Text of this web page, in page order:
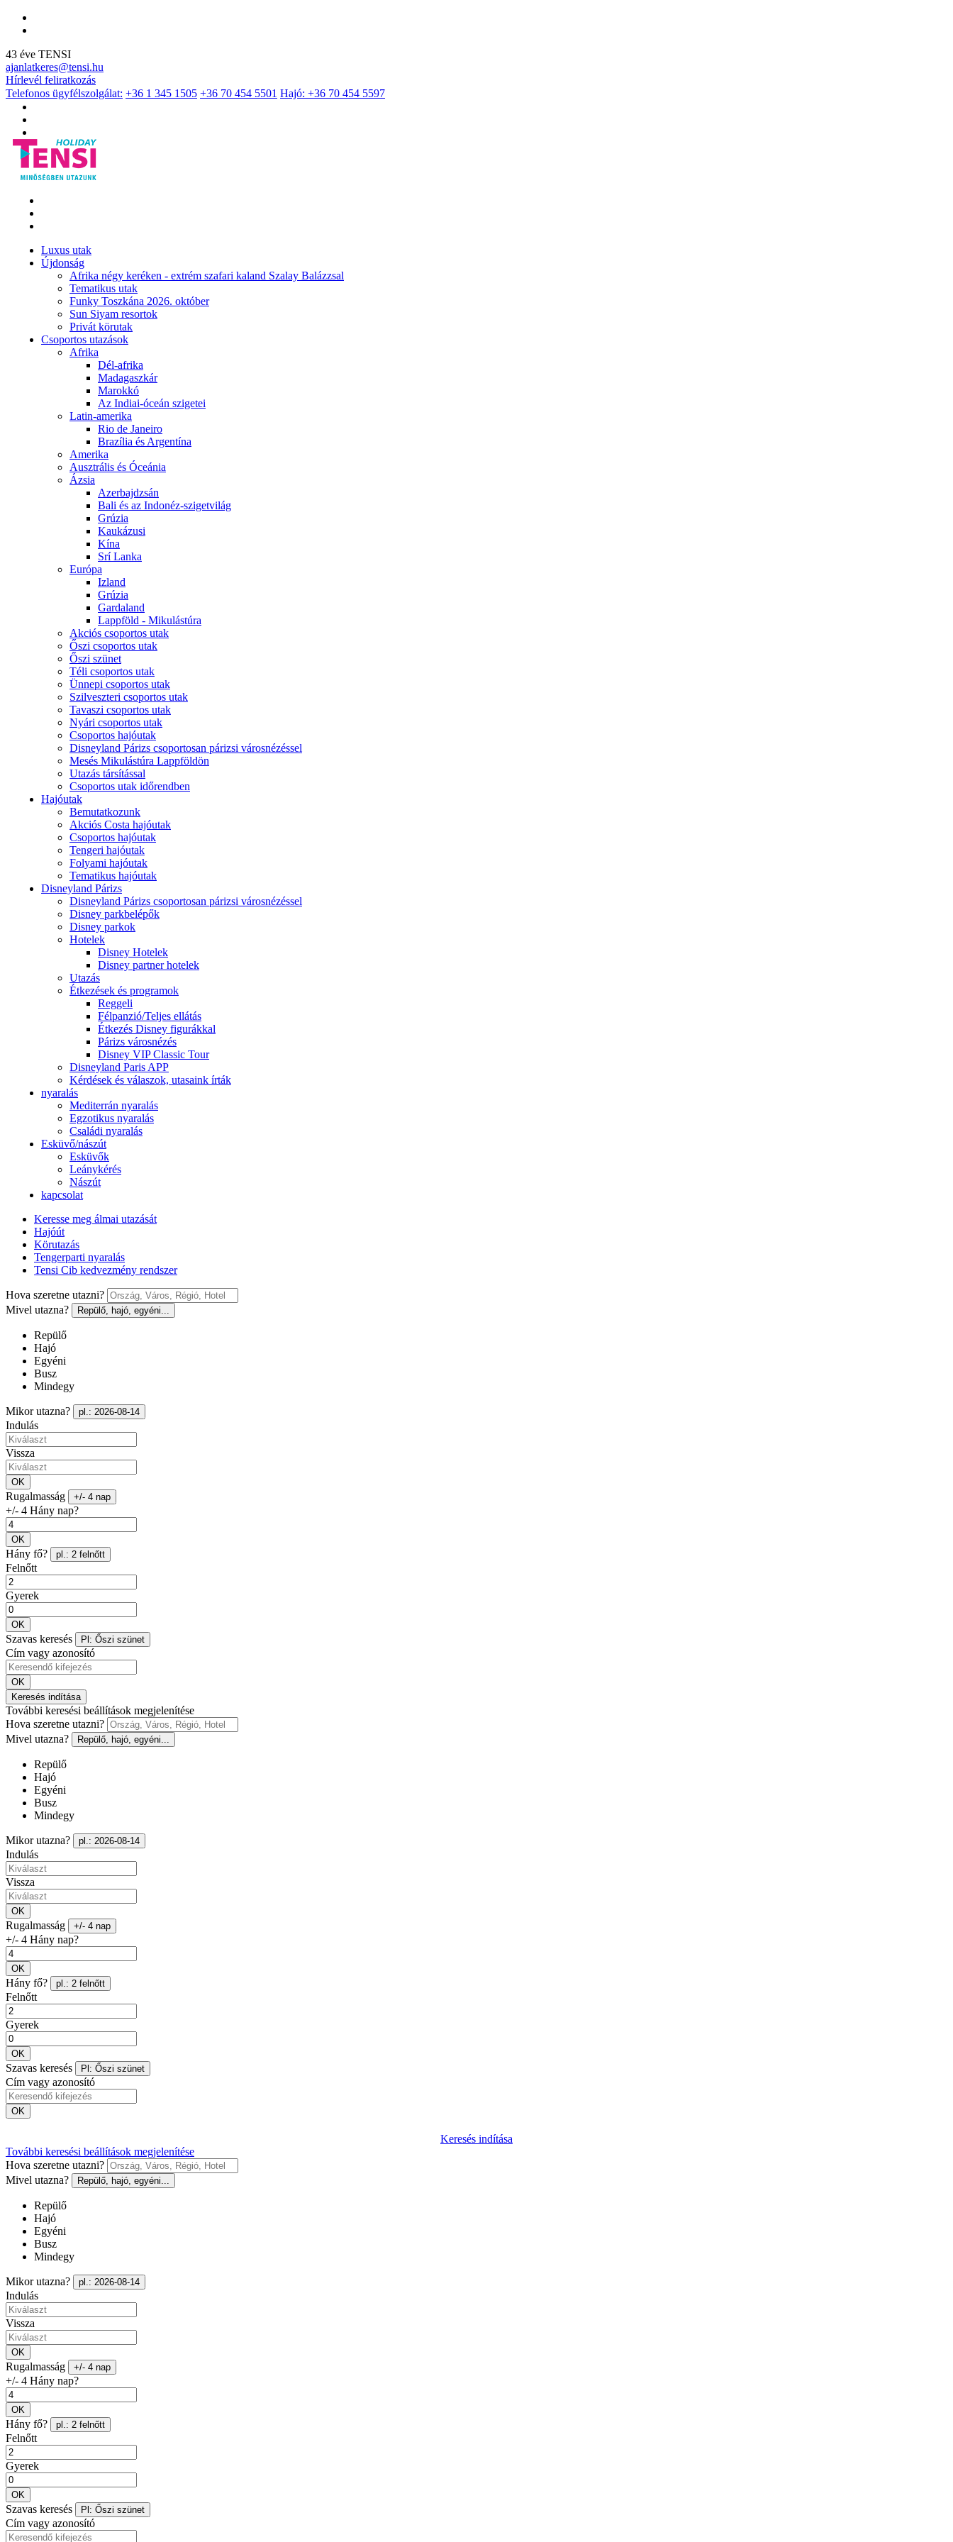
43 éve TENSI
ajanlatkeres@tensi.hu
Hírlevél feliratkozás
Telefonos ügyfélszolgálat: +36 1 345 1505 +36 70 454 5501 Hajó: +36 70 454 5597
Luxus utak
Újdonság
Afrika négy keréken - extrém szafari kaland Szalay Balázzsal
Tematikus utak
Funky Toszkána 2026. október
Sun Siyam resortok
Privát körutak
Csoportos utazások
Afrika
Dél-afrika
Madagaszkár
Marokkó
Az Indiai-óceán szigetei
Latin-amerika
Rio de Janeiro
Brazília és Argentína
Amerika
Ausztrális és Óceánia
Ázsia
Azerbajdzsán
Bali és az Indonéz-szigetvilág
Grúzia
Kaukázusi
Kína
Srí Lanka
Európa
Izland
Grúzia
Gardaland
Lappföld - Mikulástúra
Akciós csoportos utak
Őszi csoportos utak
Őszi szünet
Téli csoportos utak
Ünnepi csoportos utak
Szilveszteri csoportos utak
Tavaszi csoportos utak
Nyári csoportos utak
Csoportos hajóutak
Disneyland Párizs csoportosan párizsi városnézéssel
Mesés Mikulástúra Lappföldön
Utazás társítással
Csoportos utak időrendben
Hajóutak
Bemutatkozunk
Akciós Costa hajóutak
Csoportos hajóutak
Tengeri hajóutak
Folyami hajóutak
Tematikus hajóutak
Disneyland Párizs
Disneyland Párizs csoportosan párizsi városnézéssel
Disney parkbelépők
Disney parkok
Hotelek
Disney Hotelek
Disney partner hotelek
Utazás
Étkezések és programok
Reggeli
Félpanzió/Teljes ellátás
Étkezés Disney figurákkal
Párizs városnézés
Disney VIP Classic Tour
Disneyland Paris APP
Kérdések és válaszok, utasaink írták
nyaralás
Mediterrán nyaralás
Egzotikus nyaralás
Családi nyaralás
Esküvő/nászút
Esküvők
Leánykérés
Nászút
kapcsolat
Keresse meg álmai utazását
Hajóút
Körutazás
Tengerparti nyaralás
Tensi Cib kedvezmény rendszer
Hova szeretne utazni?
Mivel utazna?
Repülő, hajó, egyéni...
Repülő
Hajó
Egyéni
Busz
Mindegy
Mikor utazna? pl.: 2026-08-14
Indulás
Vissza
OK
Rugalmasság +/- 4 nap
+/- 4 Hány nap?
OK
Hány fő? pl.: 2 felnőtt
Felnőtt
Gyerek
OK
Szavas keresés Pl: Őszi szünet
Cím vagy azonosító
OK
Keresés indítása
További keresési beállítások megjelenítése
Hova szeretne utazni?
Mivel utazna?
Repülő, hajó, egyéni...
Repülő
Hajó
Egyéni
Busz
Mindegy
Mikor utazna? pl.: 2026-08-14
Indulás
Vissza
OK
Rugalmasság +/- 4 nap
+/- 4 Hány nap?
OK
Hány fő? pl.: 2 felnőtt
Felnőtt
Gyerek
OK
Szavas keresés Pl: Őszi szünet
Cím vagy azonosító
OK
Keresés indítása
További keresési beállítások megjelenítése
Hova szeretne utazni?
Mivel utazna?
Repülő, hajó, egyéni...
Repülő
Hajó
Egyéni
Busz
Mindegy
Mikor utazna? pl.: 2026-08-14
Indulás
Vissza
OK
Rugalmasság +/- 4 nap
+/- 4 Hány nap?
OK
Hány fő? pl.: 2 felnőtt
Felnőtt
Gyerek
OK
Szavas keresés Pl: Őszi szünet
Cím vagy azonosító